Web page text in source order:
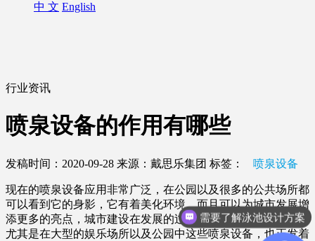
中 文 English
行业资讯
喷泉设备的作用有哪些
发稿时间：2020-09-28 来源：戴思乐集团 标签： 喷泉设备
现在的喷泉设备应用非常广泛，在公园以及很多的公共场所都
可以看到它的身影，它有着美化环境，而且可以为城市发展增
添更多的亮点，城市建设在发展的过程中离不开基础的设备，
尤其是在大型的娱乐场所以及公园中这些喷泉设备，也正发着
需要了解泳池设计方案